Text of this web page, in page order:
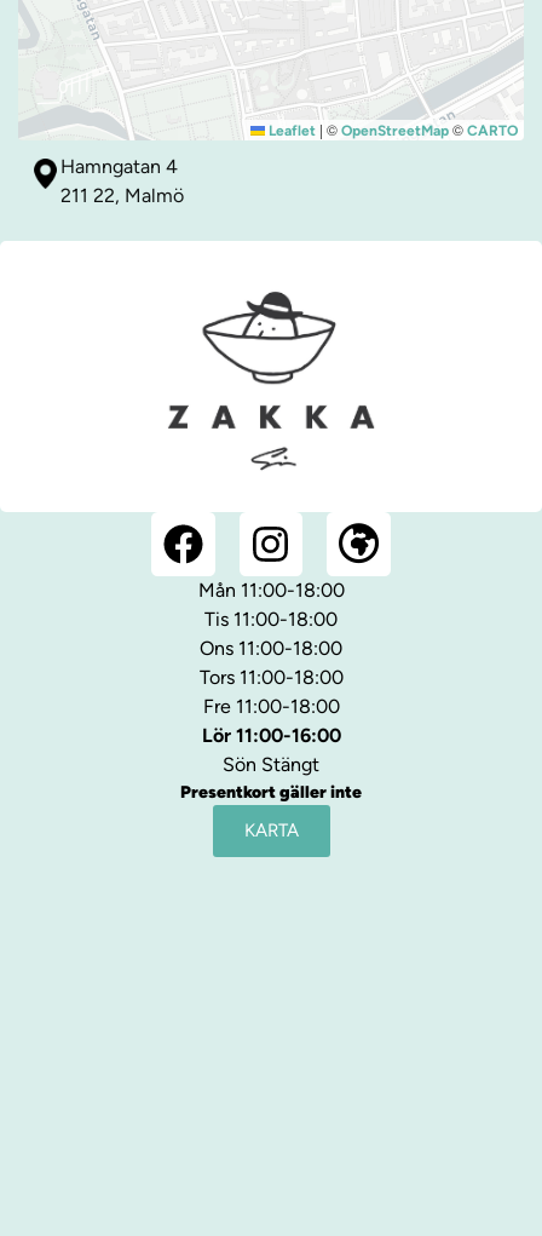
Leaflet | © OpenStreetMap © CARTO
Hamngatan 4
211 22, Malmö
Mån 11:00-18:00
Tis 11:00-18:00
Ons 11:00-18:00
Tors 11:00-18:00
Fre 11:00-18:00
Lör 11:00-16:00
Sön Stängt
Presentkort gäller inte
KARTA